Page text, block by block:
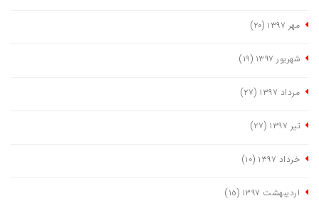
مهر ١٣٩٧ (٢٠)
شهریور ١٣٩٧ (١٩)
مرداد ١٣٩٧ (٢٧)
تیر ١٣٩٧ (٢٧)
خرداد ١٣٩٧ (١٠)
اردیبهشت ١٣٩٧ (١٥)